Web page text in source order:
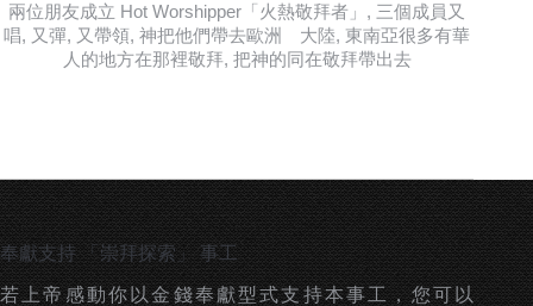
兩位朋友成立 Hot Worshipper「火熱敬拜者」, 三個成員又
唱, 又彈, 又帶領, 神把他們帶去歐洲 大陸, 東南亞很多有華
人的地方在那裡敬拜, 把神的同在敬拜帶出去
奉獻支持 「崇拜探索」 事工
若上帝感動你以金錢奉獻型式支持本事工，您可以